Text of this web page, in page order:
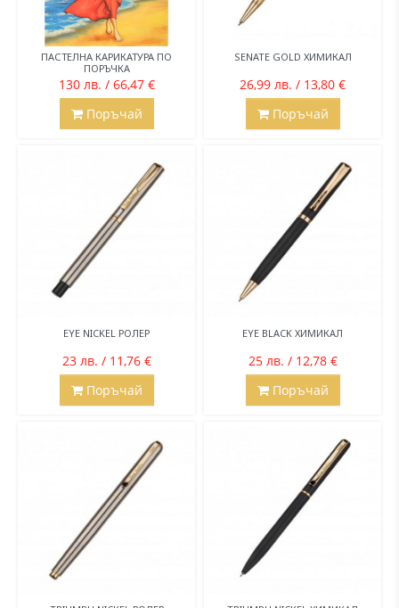
ПАСТЕЛНА КАРИКАТУРА ПО
ПОРЪЧКА
130 лв. / 66,47 €
Поръчай
SENATE GOLD ХИМИКАЛ
26,99 лв. / 13,80 €
Поръчай
EYE NICKEL РОЛЕР
23 лв. / 11,76 €
Поръчай
EYE BLACK ХИМИКАЛ
25 лв. / 12,78 €
Поръчай